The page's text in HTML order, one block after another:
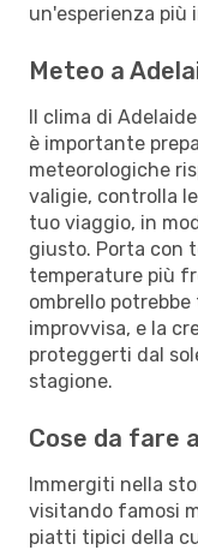
un'esperienza più
Meteo a
Il clima di
è importante
meteorologiche
valigie, controlla
tuo viaggio, in
giusto. Porta con
temperature più
ombrello
improvvisa, e la
proteggerti dal
stagione.
Cose da fare
Immergiti nella
visitando famosi
piatti tipici della